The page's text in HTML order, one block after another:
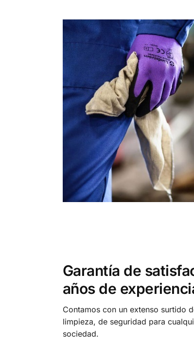
Garantía de
años de
Contamos con un extenso surtido
limpieza, de seguridad para
sociedad.